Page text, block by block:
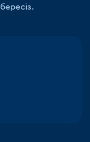
бересіз.